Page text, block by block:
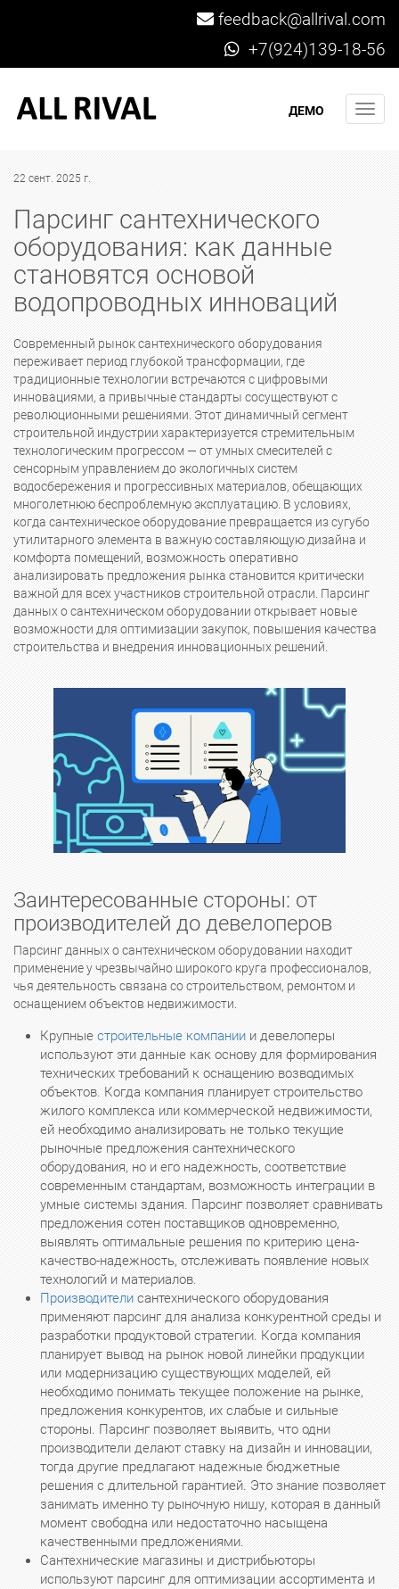
feedback@allrival.com
+7(924)139-18-56
ДЕМО
22 сент. 2025 г.
Парсинг сантехнического
оборудования: как данные
становятся основой
водопроводных инноваций
Современный рынок сантехнического оборудования
переживает период глубокой трансформации, где
традиционные технологии встречаются с цифровыми
инновациями, а привычные стандарты сосуществуют с
революционными решениями. Этот динамичный сегмент
строительной индустрии характеризуется стремительным
технологическим прогрессом — от умных смесителей с
сенсорным управлением до экологичных систем
водосбережения и прогрессивных материалов, обещающих
многолетнюю беспроблемную эксплуатацию. В условиях,
когда сантехническое оборудование превращается из сугубо
утилитарного элемента в важную составляющую дизайна и
комфорта помещений, возможность оперативно
анализировать предложения рынка становится критически
важной для всех участников строительной отрасли. Парсинг
данных о сантехническом оборудовании открывает новые
возможности для оптимизации закупок, повышения качества
строительства и внедрения инновационных решений.
Заинтересованные стороны: от
производителей до девелоперов
Парсинг данных о сантехническом оборудовании находит
применение у чрезвычайно широкого круга профессионалов,
чья деятельность связана со строительством, ремонтом и
оснащением объектов недвижимости.
Крупные строительные компании и девелоперы
используют эти данные как основу для формирования
технических требований к оснащению возводимых
объектов. Когда компания планирует строительство
жилого комплекса или коммерческой недвижимости,
ей необходимо анализировать не только текущие
рыночные предложения сантехнического
оборудования, но и его надежность, соответствие
современным стандартам, возможность интеграции в
умные системы здания. Парсинг позволяет сравнивать
предложения сотен поставщиков одновременно,
выявлять оптимальные решения по критерию цена-
качество-надежность, отслеживать появление новых
технологий и материалов.
Производители сантехнического оборудования
применяют парсинг для анализа конкурентной среды и
разработки продуктовой стратегии. Когда компания
планирует вывод на рынок новой линейки продукции
или модернизацию существующих моделей, ей
необходимо понимать текущее положение на рынке,
предложения конкурентов, их слабые и сильные
стороны. Парсинг позволяет выявить, что одни
производители делают ставку на дизайн и инновации,
тогда другие предлагают надежные бюджетные
решения с длительной гарантией. Это знание позволяет
занимать именно ту рыночную нишу, которая в данный
момент свободна или недостаточно насыщена
качественными предложениями.
Сантехнические магазины и дистрибьюторы
используют парсинг для оптимизации ассортимента и